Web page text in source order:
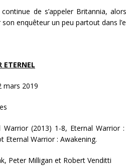
de s’appeler Britannia,
enquêteur un peu partout dans
ETERNEL
mars 2019
Warrior (2013) 1-8, Eternal Warrior
Eternal Warrior : Awakening.
Peter Milligan et Robert Venditti